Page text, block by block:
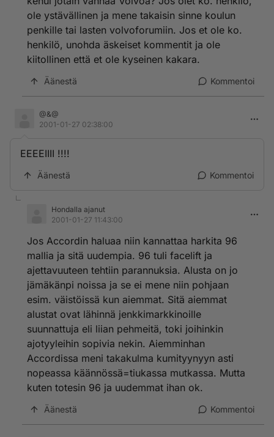
ole ystävällinen ja mene takaisin sinne koulun
penkille tai lasten volvoforumiin. Jos et ole ko.
henkilö, unohda äskeiset kommentit ja ole
kiitollinen että et ole kyseinen kakara.
Äänestä Kommentoi
@&@
2001-01-27 02:38:00
EEEEIIII !!!!
Äänestä Kommentoi
Hondalla ajanut
2001-01-27 11:43:00
Jos Accordin haluaa niin kannattaa harkita 96
mallia ja sitä uudempia. 96 tuli facelift ja
ajettavuuteen tehtiin parannuksia. Alusta on jo
jämäkänpi noissa ja se ei mene niin pohjaan
esim. väistöissä kun aiemmat. Sitä aiemmat
alustat ovat lähinnä jenkkimarkkinoille
suunnattuja eli liian pehmeitä, toki joihinkin
ajotyyleihin sopivia nekin. Aiemminhan
Accordissa meni takakulma kumityynyyn asti
nopeassa käännössä=tiukassa mutkassa. Mutta
kuten totesin 96 ja uudemmat ihan ok.
Äänestä Kommentoi